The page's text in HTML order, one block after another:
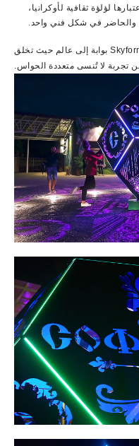
لؤلؤة ثقافية لأوكرانيا،
والحاضر في شكل فني واحد.
يُعد Polygon Sofiyivka من Skyform Studio بوابة إلى عالم حيث تخلق
تجربة لا تُنسى متعددة الحواس.